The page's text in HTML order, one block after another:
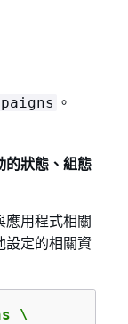
。
的狀態、組態
應用程式相關
設定的相關資
\